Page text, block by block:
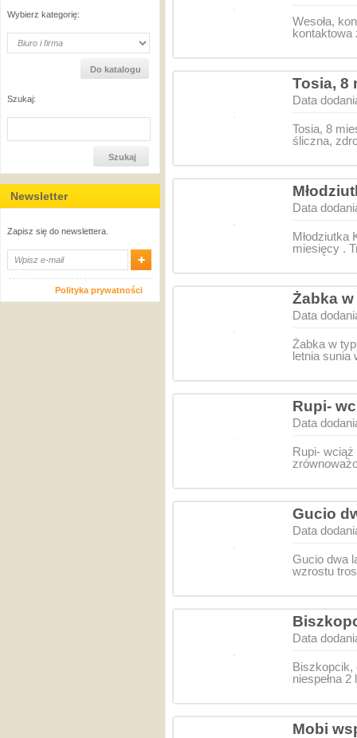
Wybierz kategorię:
Szukaj:
Newsletter
Zapisz się do newslettera.
Polityka prywatności
Wesoła,
Tosia, 8
Data
Tosia, 8
śliczna,
Data
Młodziutka
miesięcy .
Żabka
Data
Żabka w
letnia sunia
Rupi-
Data
Rupi-
Gucio
Data
Gucio dwa
wzrostu
Data
Biszkopcik,
niespełna
Mobi